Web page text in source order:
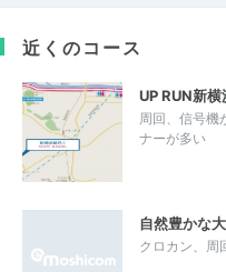
近くのコース
UP RUN新
周回、信号機
ナーが多い
自然豊かな
クロカン、周